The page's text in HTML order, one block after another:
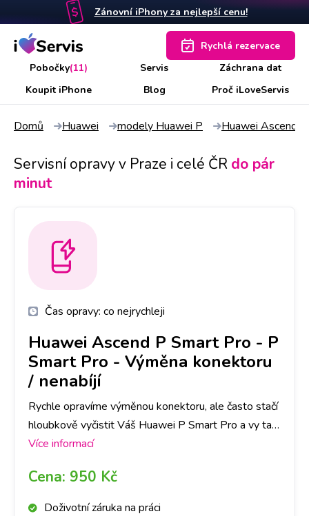
Zánovní iPhony za nejlepší cenu!
Pobočky(11) Servis
Záchrana dat
Koupit iPhone
Blog Proč iLoveServis
Rychlá rezervace
Domů Huawei modely Huawei P Huawei Ascend
Servisní opravy v Praze i celé ČR do pár
minut
Čas opravy: co nejrychleji
Huawei Ascend P Smart Pro - P
Smart Pro - Výměna konektoru
/ nenabíjí
Rychle opravíme výměnou konektoru, ale často stačí
hloubkově vyčistit Váš Huawei P Smart Pro a vy tak
ušetříte čas i peníze. Nejlepší je nyní se zastavit na
Více informací
Cena: 950 Kč
Doživotní záruka na práci